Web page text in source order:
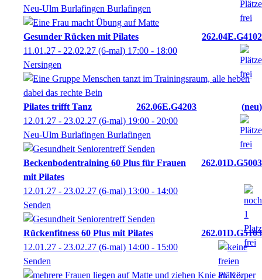
Neu-Ulm Burlafingen Burlafingen
Gesunder Rücken mit Pilates
262.04E.G4102
11.01.27 - 22.02.27 (6-mal) 17:00 - 18:00
Nersingen
Pilates trifft Tanz 262.06E.G4203
neu
12.01.27 - 23.02.27 (6-mal) 19:00 - 20:00
Neu-Ulm Burlafingen Burlafingen
Beckenbodentraining 60 Plus für Frauen
mit Pilates
262.01D.G5003
12.01.27 - 23.02.27 (6-mal) 13:00 - 14:00
Senden
Rückenfitness 60 Plus mit Pilates
262.01D.G5103
12.01.27 - 23.02.27 (6-mal) 14:00 - 15:00
Senden